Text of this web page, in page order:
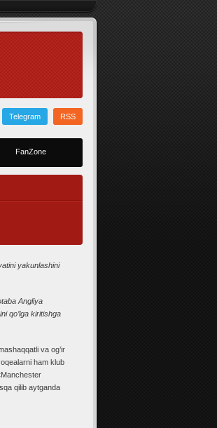
Telegram RSS
FanZone
yakunlashini
Angliya
qo’lga kiritishga
va og’ir
ham klub
qilib aytganda